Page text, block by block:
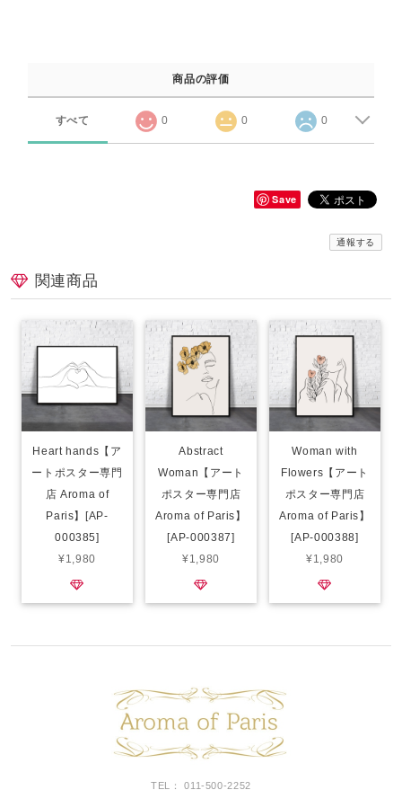
商品の評価
すべて 0 0 0
Save
通報する
関連商品
Heart hands【ア
ートポスター専門
店 Aroma of
Paris】[AP-
000385]
¥1,980
Abstract
Woman【アート
ポスター専門店
Aroma of Paris】
[AP-000387]
¥1,980
Woman with
Flowers【アート
ポスター専門店
Aroma of Paris】
[AP-000388]
¥1,980
TEL： 011-500-2252